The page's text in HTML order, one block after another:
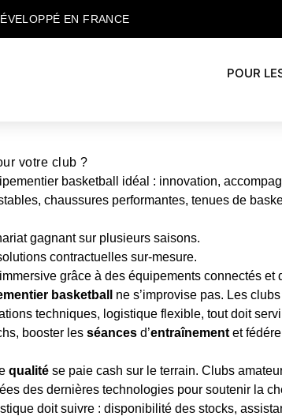
EN FRANCE
POUR
votre club ?
basketball idéal : innovation,
chaussures performantes, tenues de
gagnant sur plusieurs saisons.
contractuelles sur-mesure.
grâce à des équipements connectés et
basketball
ne s’improvise pas. Les
techniques, logistique flexible, tout doit
booster les séances d’entraînement et
qualité se paie cash sur le terrain. Clubs
des dernières technologies pour soutenir la
doit suivre : disponibilité des stocks,